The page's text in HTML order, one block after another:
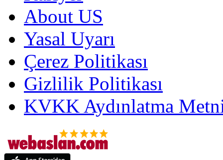
About US
Yasal Uyarı
Çerez Politikası
Gizlilik Politikası
KVKK Aydınlatma